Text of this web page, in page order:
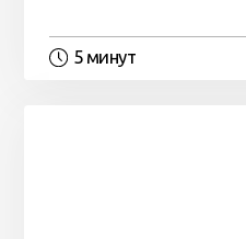
5 минут